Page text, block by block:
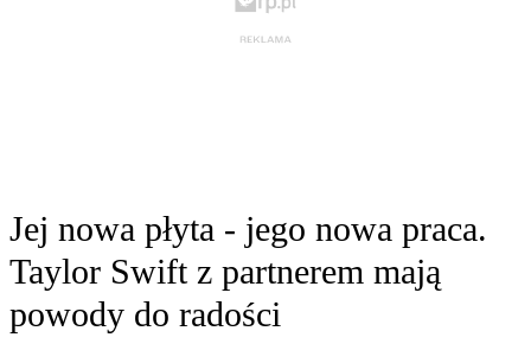
Jej nowa płyta - jego nowa praca.
Taylor Swift z partnerem mają
powody do radości